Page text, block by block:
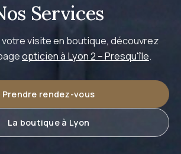
Services
visite en boutique, découvrez
opticien à Lyon 2 – Presqu'île.
Prendre rendez-vous
La boutique à Lyon